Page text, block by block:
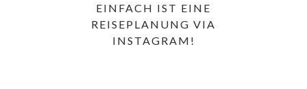
EINFACH IST EINE
REISEPLANUNG VIA
INSTAGRAM!